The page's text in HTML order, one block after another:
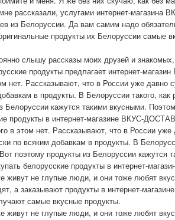
рассказали, услугами интернет-магазина
из Белоруссии. Да вам самим надо
продукты их Белоруссии самые
слышу рассказы моих друзей и
продукты предлагает интернет-
нет. Рассказывают, что в России уже давно
в продукты. В Белоруссии такого, как
Белоруссии кажутся такими вкусными.
продукты в интернет-магазине ВКУС-
в этом нет. Рассказывают, что в России
по всяким добавкам в продукты. В
поэтому продукты из Белоруссии кажутся
белорусские продукты в интернет-
живут не глупые люди, и они тоже любят
а заказывают продукты в интернет-
самые вкусные продукты.
живут не глупые люди, и они тоже любят